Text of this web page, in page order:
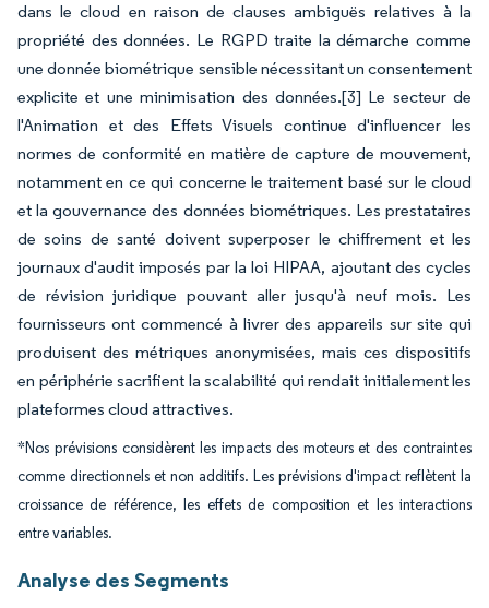
dans le cloud en raison de clauses ambiguës relatives à la
propriété des données. Le RGPD traite la démarche comme
une donnée biométrique sensible nécessitant un consentement
explicite et une minimisation des données.[3] Le secteur de
l'Animation et des Effets Visuels continue d'influencer les
normes de conformité en matière de capture de mouvement,
notamment en ce qui concerne le traitement basé sur le cloud
et la gouvernance des données biométriques. Les prestataires
de soins de santé doivent superposer le chiffrement et les
journaux d'audit imposés par la loi HIPAA, ajoutant des cycles
de révision juridique pouvant aller jusqu'à neuf mois. Les
fournisseurs ont commencé à livrer des appareils sur site qui
produisent des métriques anonymisées, mais ces dispositifs
en périphérie sacrifient la scalabilité qui rendait initialement les
plateformes cloud attractives.
*Nos prévisions considèrent les impacts des moteurs et des contraintes
comme directionnels et non additifs. Les prévisions d'impact reflètent la
croissance de référence, les effets de composition et les interactions
entre variables.
Analyse des Segments